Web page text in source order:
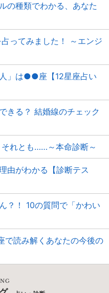
の種類でわかる、あなた
ってみました！ ～エンジ
」は●●座【12星座占い
きる？ 結婚線のチェック
れとも……～本命診断～
由がわかる【診断テス
？！ 10の質問で「かわい
で読み解くあなたの今後の